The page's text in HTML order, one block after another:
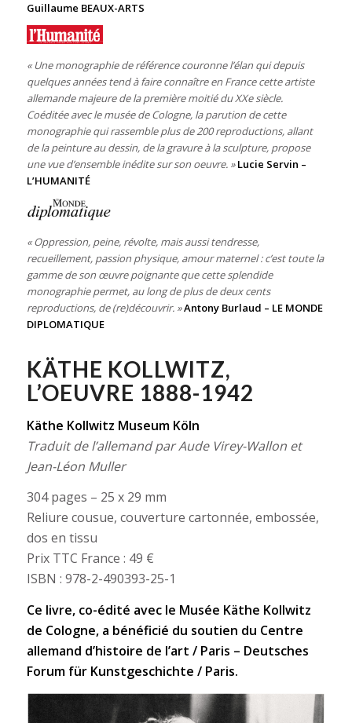
Guillaume BEAUX-ARTS
« Une monographie de référence couronne l’élan qui depuis
quelques années tend à faire connaître en France cette artiste
allemande majeure de la première moitié du XXe siècle.
Coéditée avec le musée de Cologne, la parution de cette
monographie qui rassemble plus de 200 reproductions, allant
de la peinture au dessin, de la gravure à la sculpture, propose
une vue d’ensemble inédite sur son oeuvre. » Lucie Servin –
L’HUMANITÉ
« Oppression, peine, révolte, mais aussi tendresse,
recueillement, passion physique, amour maternel : c’est toute la
gamme de son œuvre poignante que cette splendide
monographie permet, au long de plus de deux cents
reproductions, de (re)découvrir. »Antony Burlaud – LE MONDE
DIPLOMATIQUE
KÄTHE KOLLWITZ,
L’OEUVRE 1888-1942
Käthe Kollwitz Museum Köln
Traduit de l’allemand par Aude Virey-Wallon et
Jean-Léon Muller
304 pages – 25 x 29 mm
Reliure cousue, couverture cartonnée, embossée,
dos en tissu
Prix TTC France : 49 €
ISBN : 978-2-490393-25-1
Ce livre, co-édité avec le Musée Käthe Kollwitz
de Cologne, a bénéficié du soutien du Centre
allemand d’histoire de l’art / Paris – Deutsches
Forum für Kunstgeschichte / Paris.